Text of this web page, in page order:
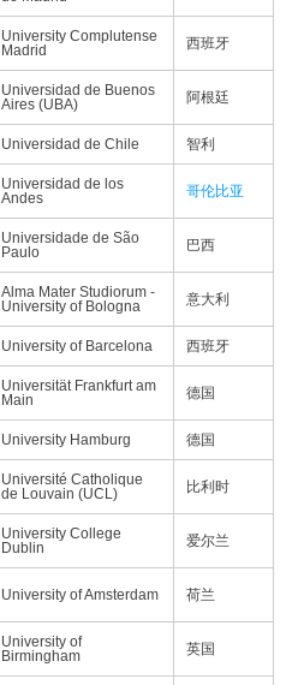
University Complutense
Madrid
西班牙
Universidad de Buenos
Aires (UBA)
阿根廷
Universidad de Chile 智利
Universidad de los
Andes
哥伦比亚
Universidade de São
Paulo
巴西
Alma Mater Studiorum -
University of Bologna
意大利
University of Barcelona 西班牙
Universität Frankfurt am
Main
德国
University Hamburg 德国
Université Catholique
de Louvain (UCL)
比利时
University College
Dublin
爱尔兰
University of Amsterdam 荷兰
University of
Birmingham
英国